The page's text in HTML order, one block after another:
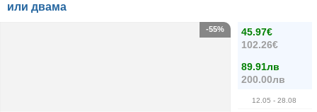
или двама
45.97€
102.26€
89.91лв
200.00лв
12.05 - 28.08
-55%